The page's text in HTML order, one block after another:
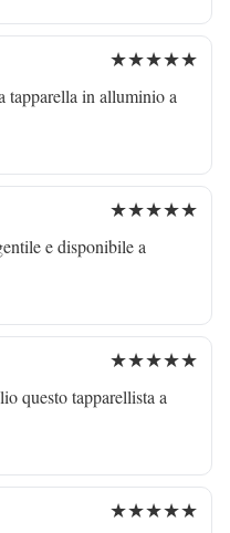
★★★★★
tapparella in alluminio a
★★★★★
e disponibile a
★★★★★
questo tapparellista a
★★★★★